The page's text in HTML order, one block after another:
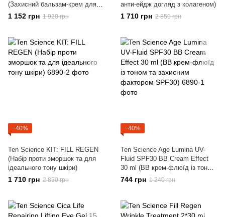
(Захисний бальзам-крем для
чутливої шкіри)
1 152 грн 1 920 грн
анти-ейдж догляд з колагеном)
1 710 грн 2 850 грн
−40%
Ten Science KIT: FILL REGEN
(Набір проти зморшок та для
ідеального тону шкіри)
1 710 грн 2 850 грн
−40%
Ten Science Age Lumina UV-
Fluid SPF30 BB Cream Effect
30 ml (ВВ крем-флюїд із тоном
та захисним фактором SPF30)
744 грн 1 240 грн